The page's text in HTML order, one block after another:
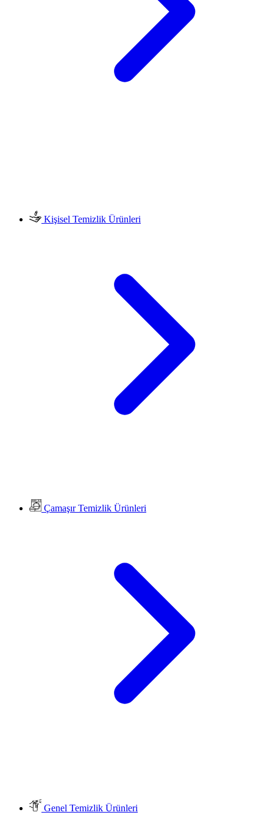
Kişisel Temizlik Ürünleri
Çamaşır Temizlik Ürünleri
Genel Temizlik Ürünleri